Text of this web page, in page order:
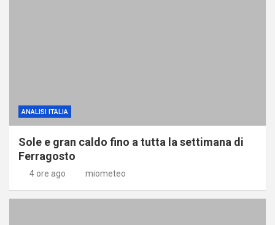
ANALISI ITALIA
Sole e gran caldo fino a tutta la settimana di
Ferragosto
4 ore ago miometeo